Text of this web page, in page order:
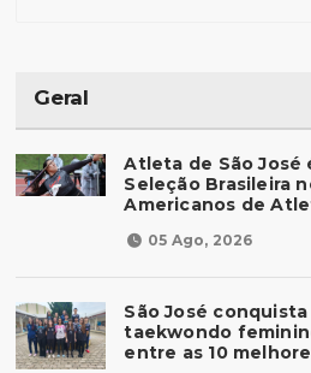
Geral
Atleta de São José
Seleção Brasileira
Americanos de
05 Ago, 2026
São José
taekwondo
entre as 10